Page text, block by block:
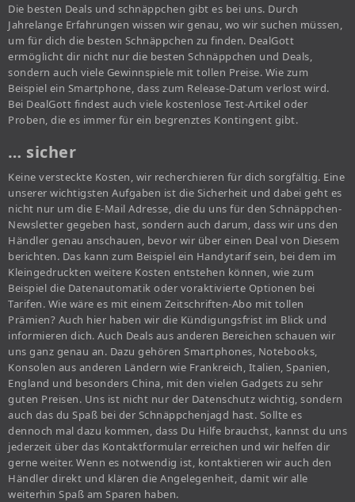
Die besten Deals und schnäppchen gibt es bei uns. Durch
Jahrelange Erfahrungen wissen wir genau, wo wir suchen müssen,
um für dich die besten Schnäppchen zu finden. DealGott
ermöglicht dir nicht nur die besten Schnäppchen und Deals,
sondern auch viele Gewinnspiele mit tollen Preise. Wie zum
Beispiel ein Smartphone, dass zum Release-Datum verlost wird.
Bei DealGott findest auch viele kostenlose Test-Artikel oder
Proben, die es immer für ein begrenztes Kontingent gibt.
… sicher
Keine versteckte Kosten, wir recherchieren für dich sorgfältig. Eine
unserer wichtigsten Aufgaben ist die Sicherheit und dabei geht es
nicht nur um die E-Mail Adresse, die du uns für den Schnäppchen-
Newsletter gegeben hast, sondern auch darum, dass wir uns den
Händler genau anschauen, bevor wir über einen Deal von Diesem
berichten. Das kann zum Beispiel ein Handytarif sein, bei dem im
Kleingedruckten weitere Kosten entstehen können, wie zum
Beispiel die Datenautomatik oder voraktivierte Optionen bei
Tarifen. Wie wäre es mit einem Zeitschriften-Abo mit tollen
Prämien? Auch hier haben wir die Kündigungsfrist im Blick und
informieren dich. Auch Deals aus anderen Bereichen schauen wir
uns ganz genau an. Dazu gehören Smartphones, Notebooks,
Konsolen aus anderen Ländern wie Frankreich, Italien, Spanien,
England und besonders China, mit den vielen Gadgets zu sehr
guten Preisen. Uns ist nicht nur der Datenschutz wichtig, sondern
auch das du Spaß bei der Schnäppchenjagd hast. Sollte es
dennoch mal dazu kommen, dass Du Hilfe brauchst, kannst du uns
jederzeit über das Kontaktformular erreichen und wir helfen dir
gerne weiter. Wenn es notwendig ist, kontaktieren wir auch den
Händler direkt und klären die Angelegenheit, damit wir alle
weiterhin Spaß am Sparen haben.